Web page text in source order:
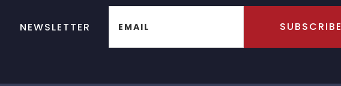
NEWSLETTER EMAIL SUBSCRIBE